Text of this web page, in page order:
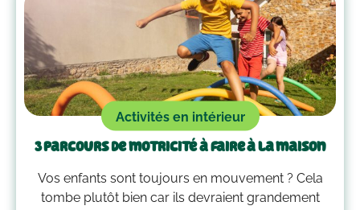
Activités en intérieur
3 parcours de motricité à faire à la maison
Vos enfants sont toujours en mouvement ? Cela
tombe plutôt bien car ils devraient grandement